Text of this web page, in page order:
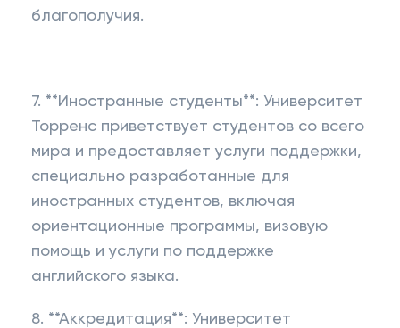
благополучия.
7. **Иностранные студенты**: Университет
Торренс приветствует студентов со всего
мира и предоставляет услуги поддержки,
специально разработанные для
иностранных студентов, включая
ориентационные программы, визовую
помощь и услуги по поддержке
английского языка.
8. **Аккредитация**: Университет